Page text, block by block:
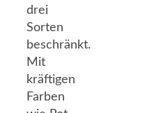
drei
Sorten
beschränkt.
Mit
kräftigen
Farben